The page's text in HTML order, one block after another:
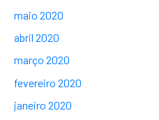
maio 2020
abril 2020
março 2020
fevereiro 2020
janeiro 2020